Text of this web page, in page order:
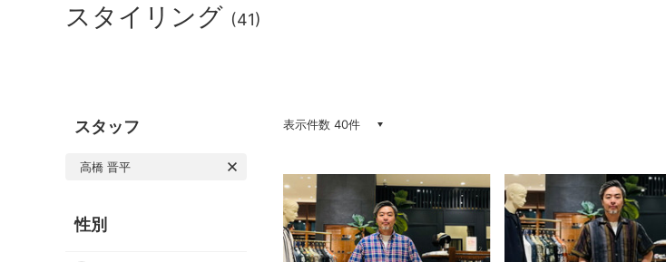
スタイリング (41)
スタッフ
高橋 晋平
性別
表示件数 40件